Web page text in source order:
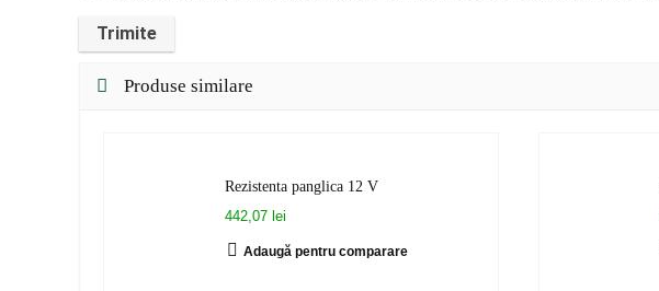
Produse similare
Rezistenta panglica 12 V
442,07 lei
Adaugă pentru comparare